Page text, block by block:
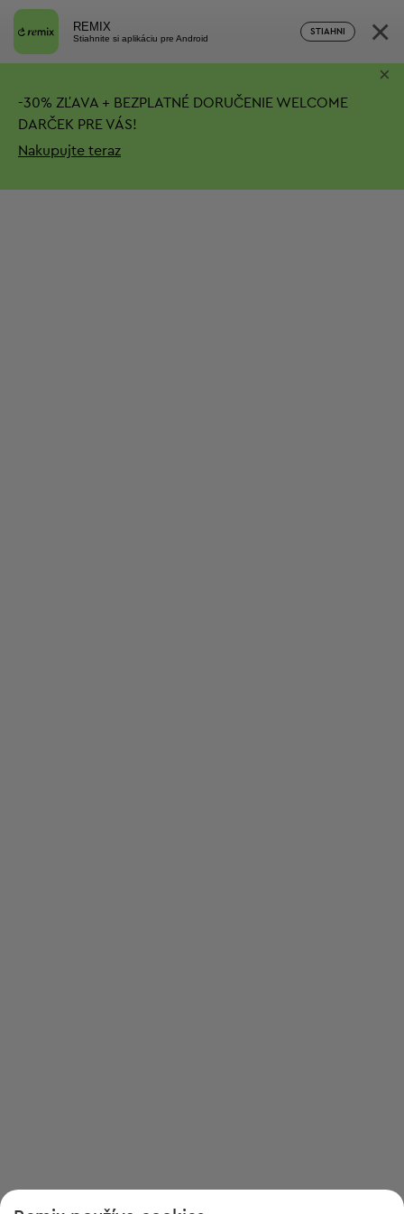
REMIX
Stiahnite si aplikáciu pre Android
STIAHNI ×
-30% ZĽAVA + BEZPLATNÉ DORUČENIE WELCOME
DARČEK PRE VÁS!
Nakupujte teraz
×